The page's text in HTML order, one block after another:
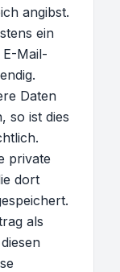
angibst.
ein
Mail-
Daten
so ist dies
private
dort
als